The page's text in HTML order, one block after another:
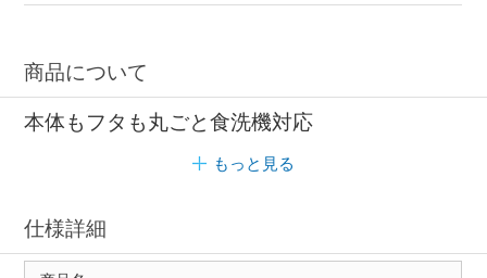
商品について
本体もフタも丸ごと食洗機対応
もっと見る
仕様詳細